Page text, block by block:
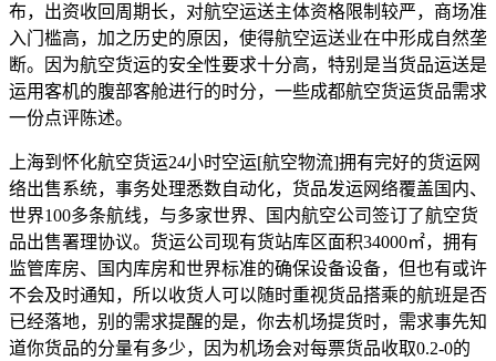
布，出资收回周期长，对航空运送主体资格限制较严，商场准
入门槛高，加之历史的原因，使得航空运送业在中形成自然垄
断。因为航空货运的安全性要求十分高，特别是当货品运送是
运用客机的腹部客舱进行的时分，一些成都航空货运货品需求
一份点评陈述。
上海到怀化航空货运24小时空运[航空物流]拥有完好的货运网
络出售系统，事务处理悉数自动化，货品发运网络覆盖国内、
世界100多条航线，与多家世界、国内航空公司签订了航空货
品出售署理协议。货运公司现有货站库区面积34000㎡，拥有
监管库房、国内库房和世界标准的确保设备设备，但也有或许
不会及时通知，所以收货人可以随时重视货品搭乘的航班是否
已经落地，别的需求提醒的是，你去机场提货时，需求事先知
道你货品的分量有多少，因为机场会对每票货品收取0.2-0的